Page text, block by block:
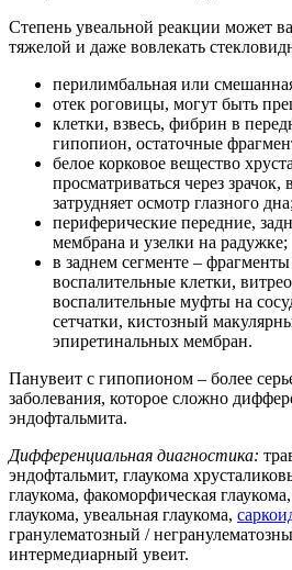
Степень увеальной реакции может
тяжелой и даже вовлекать
перилимбальная или
отек роговицы, могут быть
клетки, взвесь, фибрин в
гипопион, остаточные
белое корковое вещество
просматриваться через
затрудняет осмотр глазного дна;
периферические передние,
мембрана и узелки на радужке;
в заднем сегменте – фрагменты
воспалительные клетки,
воспалительные муфты на
сетчатки, кистозный
эпиретинальных мембран.
Панувеит с гипопионом – более
заболевания, которое сложно
эндофтальмита.
Дифференциальная диагностика:
эндофтальмит, глаукома
глаукома, факоморфическая
глаукома, увеальная глаукома,
гранулематозный /
интермедиарный увеит.